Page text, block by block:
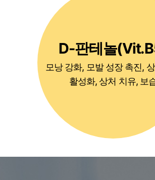
D-판테놀
모낭 강화, 모발 성장 촉진,
활성화, 상처 치유, 보